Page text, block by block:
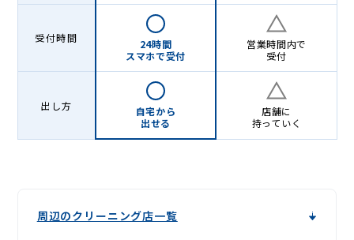
受付時間
24時間
スマホで受付
営業時間内で
受付
出し方
自宅から
出せる
店舗に
持っていく
周辺のクリーニング店一覧